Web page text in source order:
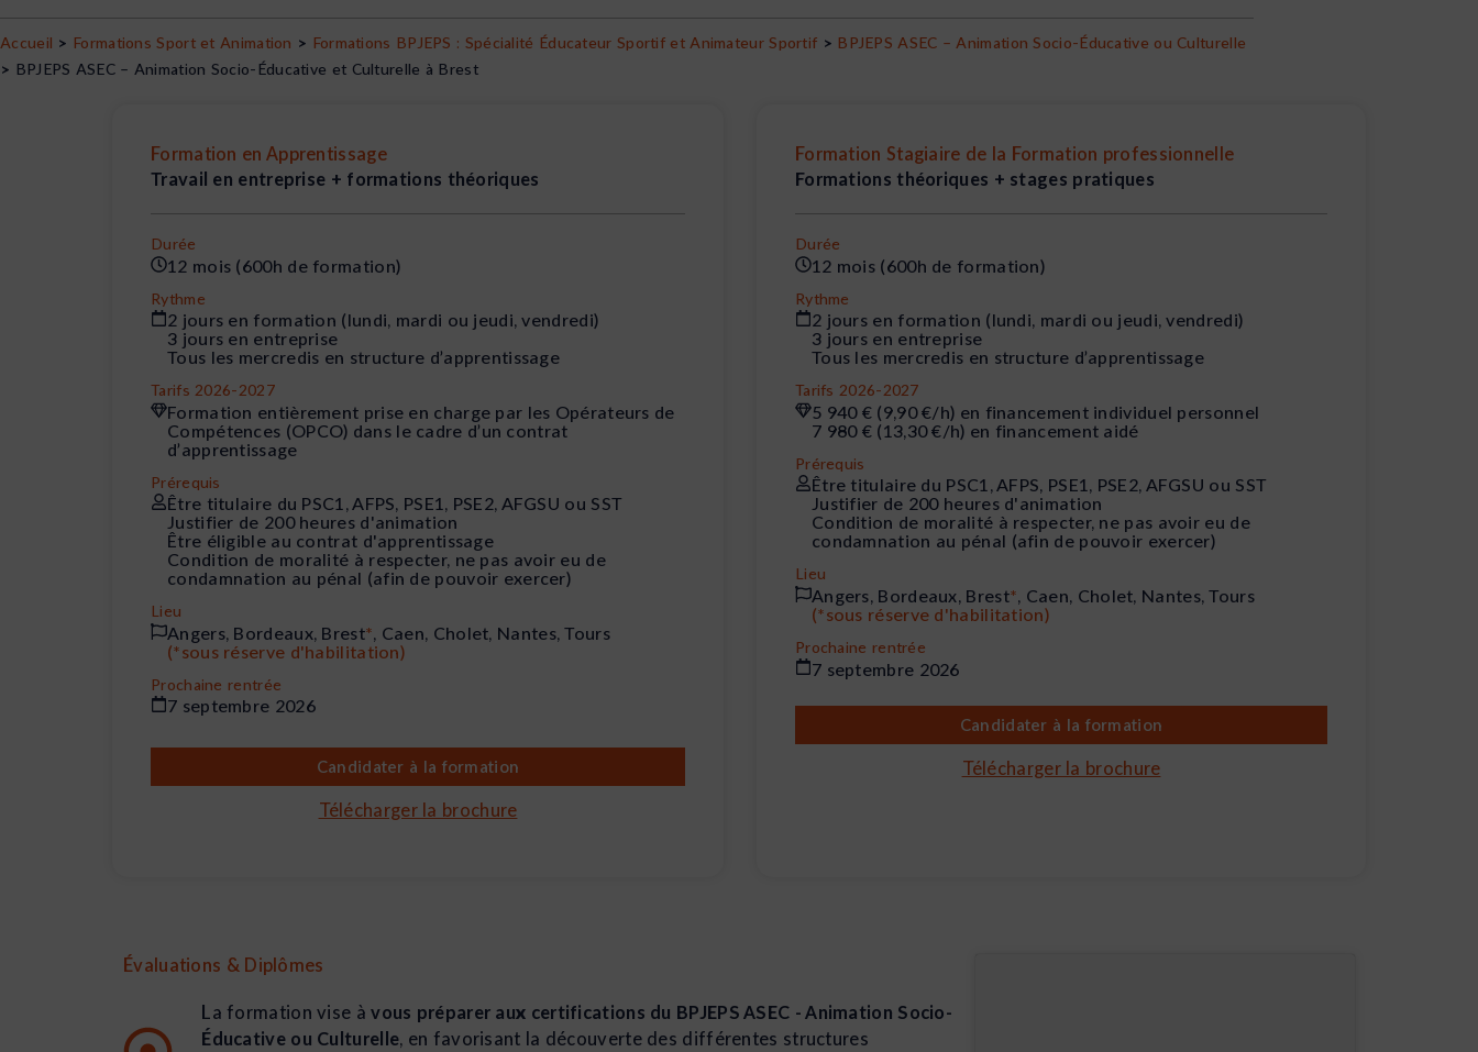
Accueil > Formations Sport et Animation > Formations BPJEPS : Spécialité Éducateur Sportif et Animateur Sportif > BPJEPS ASEC – Animation Socio-Éducative ou Culturelle
> BPJEPS ASEC – Animation Socio-Éducative et Culturelle à Brest
Formation en Apprentissage
Travail en entreprise + formations théoriques
Durée
12 mois (600h de formation)
Rythme
2 jours en formation (lundi, mardi ou jeudi, vendredi)
3 jours en entreprise
Tous les mercredis en structure d’apprentissage
Tarifs 2026-2027
Formation entièrement prise en charge par les Opérateurs de
Compétences (OPCO) dans le cadre d’un contrat
d’apprentissage
Prérequis
Être titulaire du PSC1, AFPS, PSE1, PSE2, AFGSU ou SST
Justifier de 200 heures d'animation
Être éligible au contrat d'apprentissage
Condition de moralité à respecter, ne pas avoir eu de
condamnation au pénal (afin de pouvoir exercer)
Lieu
Angers, Bordeaux, Brest* , Caen, Cholet, Nantes, Tours
(*sous réserve d'habilitation)
Prochaine rentrée
7 septembre 2026
Candidater à la formation
Télécharger la brochure
Formation Stagiaire de la Formation professionnelle
Formations théoriques + stages pratiques
Durée
12 mois (600h de formation)
Rythme
2 jours en formation (lundi, mardi ou jeudi, vendredi)
3 jours en entreprise
Tous les mercredis en structure d’apprentissage
Tarifs 2026-2027
5 940 € (9,90 €/h) en financement individuel personnel
7 980 € (13,30 €/h) en financement aidé
Prérequis
Être titulaire du PSC1, AFPS, PSE1, PSE2, AFGSU ou SST
Justifier de 200 heures d'animation
Condition de moralité à respecter, ne pas avoir eu de
condamnation au pénal (afin de pouvoir exercer)
Lieu
Angers, Bordeaux, Brest* , Caen, Cholet, Nantes, Tours
(*sous réserve d'habilitation)
Prochaine rentrée
7 septembre 2026
Candidater à la formation
Télécharger la brochure
Évaluations & Diplômes
La formation vise àvous préparer aux certifications du BPJEPS ASEC - Animation Socio-
Éducative ou Culturelle, en favorisant la découverte des différentes structures